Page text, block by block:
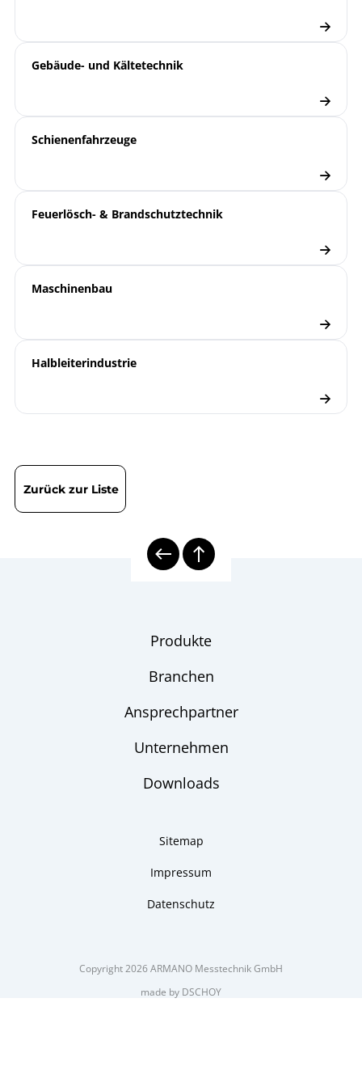
Gebäude- und Kältetechnik
Schienenfahrzeuge
Feuerlösch- & Brandschutztechnik
Maschinenbau
Halbleiterindustrie
Zurück zur Liste
Produkte
Branchen
Ansprechpartner
Unternehmen
Downloads
Sitemap
Impressum
Datenschutz
Copyright 2026 ARMANO Messtechnik GmbH
made by DSCHOY